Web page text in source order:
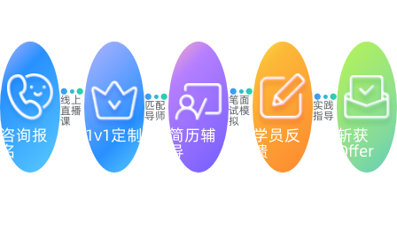
咨询报
名
线上
直播
课
1v1定制
匹配
导师
简历辅
导
笔面
试模
拟
学员反
馈
实践
指导
斩获
Offer